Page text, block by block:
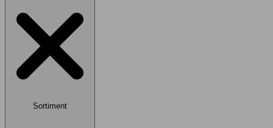
Sortiment